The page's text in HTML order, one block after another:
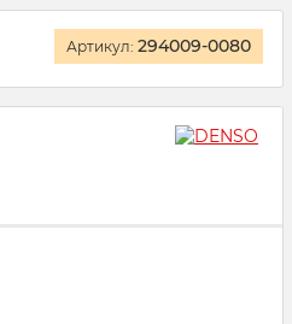
Артикул: 294009-0080